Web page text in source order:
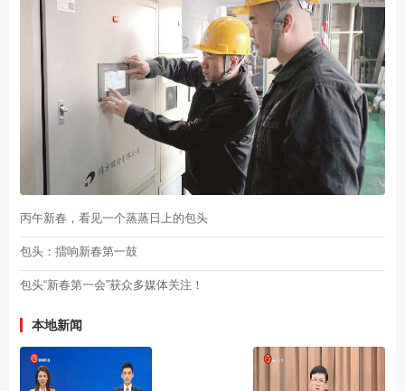
丙午新春，看见一个蒸蒸日上的包头
包头：擂响新春第一鼓
包头“新春第一会”获众多媒体关注！
本地新闻